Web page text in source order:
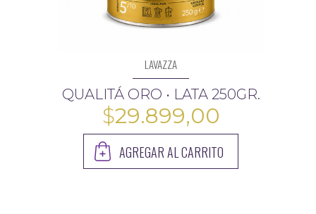
$
LAVAZZA
QUALITÁ ORO • LATA 250GR.
$29.899,00
AGREGAR AL CARRITO